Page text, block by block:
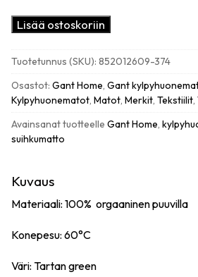
Gant
kylpyhuonematto
tartan
green
määrä
Lisää ostoskoriin
Tuotetunnus (SKU): 852012609-374
Osastot: Gant Home, Gant
Kylpyhuonematot, Matot, Merkit, Tekstiilit,
Avainsanat tuotteelle Gant Home,
suihkumatto
Kuvaus
Materiaali: 100% orgaaninen puuvilla
Konepesu: 60°C
Väri: Tartan green